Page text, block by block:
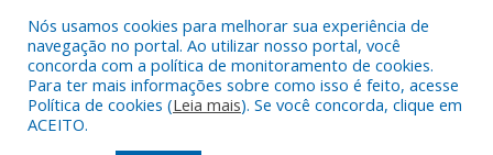
Todos os direitos reservados a Câmara Municipal de Cachoeira
do Piriá.
Nós usamos cookies para melhorar sua experiência de
navegação no portal. Ao utilizar nosso portal, você
concorda com a política de monitoramento de cookies.
Para ter mais informações sobre como isso é feito, acesse
Política de cookies (Leia mais). Se você concorda, clique em
ACEITO.